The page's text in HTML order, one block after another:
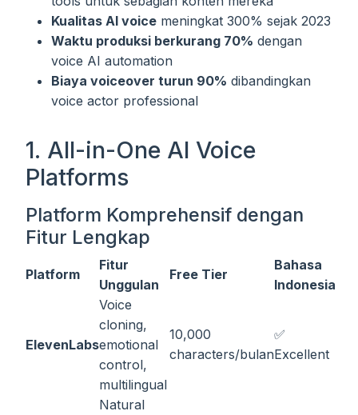
Kualitas AI voice meningkat 300% sejak 2023
Waktu produksi berkurang 70% dengan
voice AI automation
Biaya voiceover turun 90% dibandingkan
voice actor professional
1. All-in-One AI Voice
Platforms
Platform Komprehensif dengan
Fitur Lengkap
Platform
Fitur
Unggulan
Free Tier
Bahasa
Indonesia
ElevenLabs
Voice
cloning,
emotional
control,
multilingual
10,000
characters/bulan
✅
Excellent
Natural